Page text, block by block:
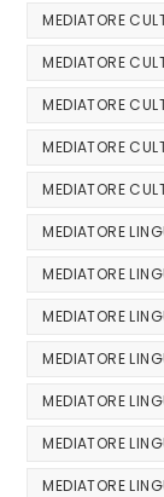
MEDIATORE
MEDIATORE
MEDIATORE
MEDIATORE
MEDIATORE
MEDIATORE
MEDIATORE
MEDIATORE
MEDIATORE
MEDIATORE
MEDIATORE
MEDIATORE